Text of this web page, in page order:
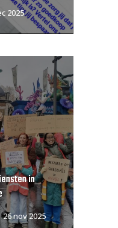
2025
in
26 nov 2025